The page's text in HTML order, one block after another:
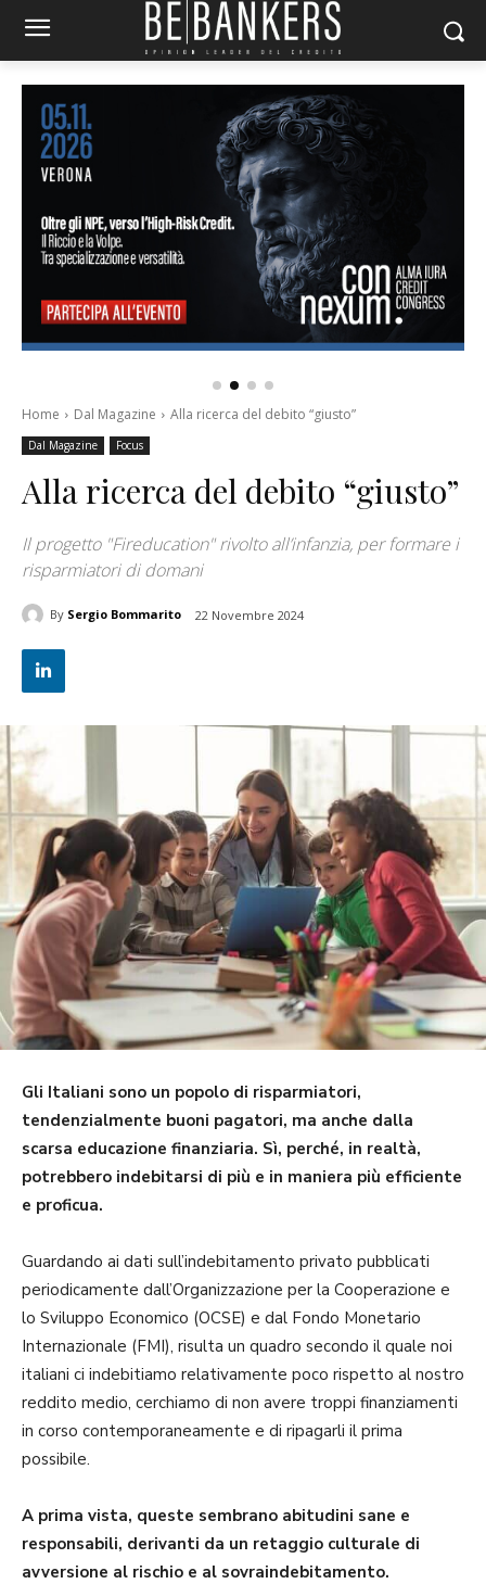
Home Dal Magazine Alla ricerca del debito “giusto”
Dal Magazine Focus
Alla ricerca del debito “giusto”
Il progetto "Fireducation" rivolto all’infanzia, per formare i
risparmiatori di domani
By Sergio Bommarito 22 Novembre 2024
Gli Italiani sono un popolo di risparmiatori,
tendenzialmente buoni pagatori, ma anche dalla
scarsa educazio­ne finanziaria. Sì, perché, in realtà,
potrebbero indebitarsi di più e in maniera più efficiente
e proficua.
Guardando ai dati sull’indebitamento privato pubblicati
periodicamente dall’Organizzazione per la Cooperazione e
lo Sviluppo Economico (OCSE) e dal Fondo Monetario
Internazionale (FMI), risulta un quadro secondo il quale noi
italiani ci indebitiamo relativamente poco rispetto al nostro
reddito medio, cerchiamo di non avere troppi finanziamenti
in corso contemporaneamente e di ripagarli il prima
possibile.
A prima vista, queste sembrano abitudini sane e
responsabili, derivanti da un retaggio culturale di
avversione al rischio e al sovraindebitamento.